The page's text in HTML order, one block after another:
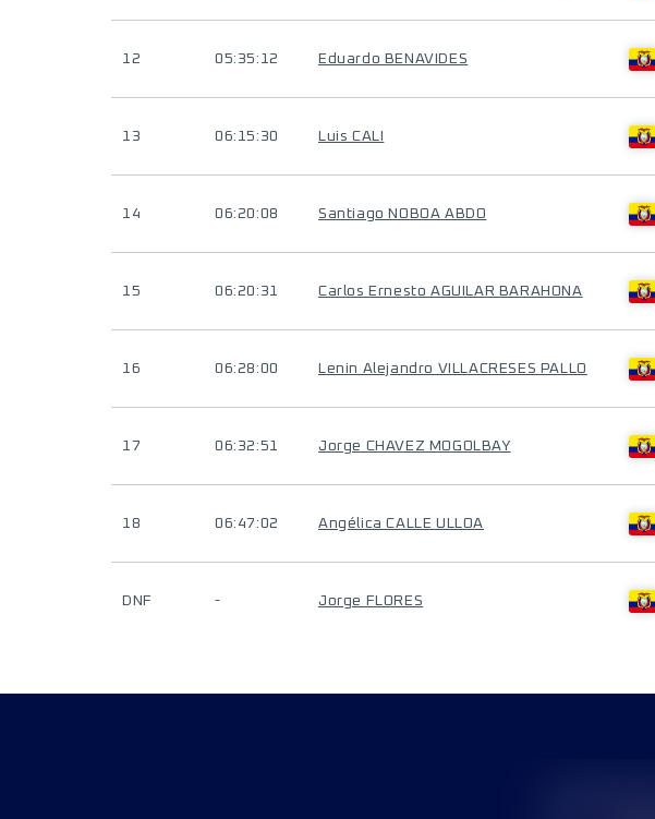
12 05:35:12 Eduardo BENAVIDES
13 06:15:30 Luis CALI
14 06:20:08 Santiago NOBOA ABDO
15 06:20:31 Carlos Ernesto AGUILAR BARAHONA
16 06:28:00 Lenin Alejandro VILLACRESES PALLO
17 06:32:51 Jorge CHAVEZ MOGOLBAY
18 06:47:02 Angélica CALLE ULLOA
DNF - Jorge FLORES